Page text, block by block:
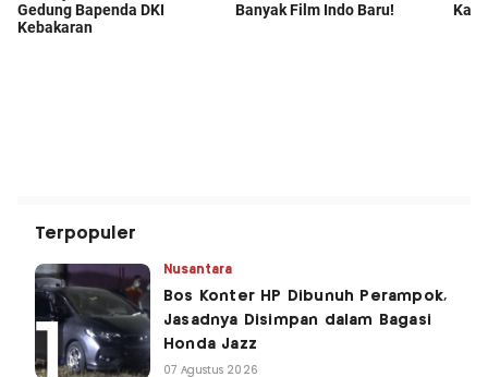
Terpopuler
Nusantara
Bos Konter HP Dibunuh Perampok,
Jasadnya Disimpan dalam Bagasi
Honda Jazz
07 Agustus 2026